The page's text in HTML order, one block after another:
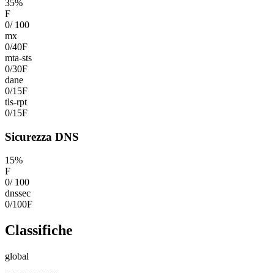
35%
F
0/ 100
mx
0/40F
mta-sts
0/30F
dane
0/15F
tls-rpt
0/15F
Sicurezza DNS
15%
F
0/ 100
dnssec
0/100F
Classifiche
global